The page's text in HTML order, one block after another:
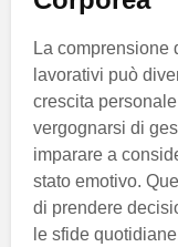
La comprensione
lavorativi può
crescita
vergognarsi di
imparare a
stato emotivo.
di prendere
le sfide